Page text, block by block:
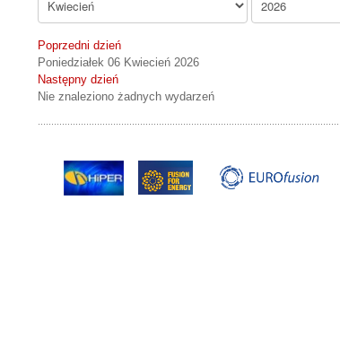
Poprzedni dzień
Poniedziałek 06 Kwiecień 2026
Następny dzień
Nie znaleziono żadnych wydarzeń